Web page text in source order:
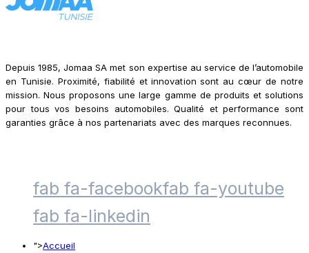
Depuis 1985, Jomaa SA met son expertise au service de l’automobile
en Tunisie. Proximité, fiabilité et innovation sont au cœur de notre
mission. Nous proposons une large gamme de produits et solutions
pour tous vos besoins automobiles. Qualité et performance sont
garanties grâce à nos partenariats avec des marques reconnues.
fab fa-facebookfab fa-youtube
fab fa-linkedin
">Accueil